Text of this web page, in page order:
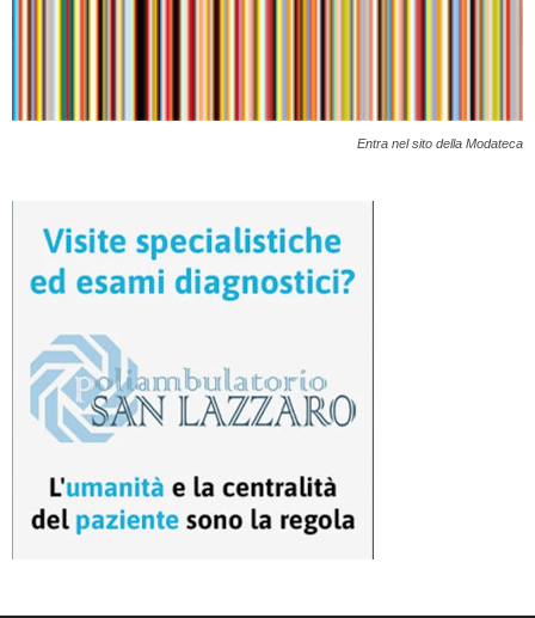
Entra nel sito della Modateca